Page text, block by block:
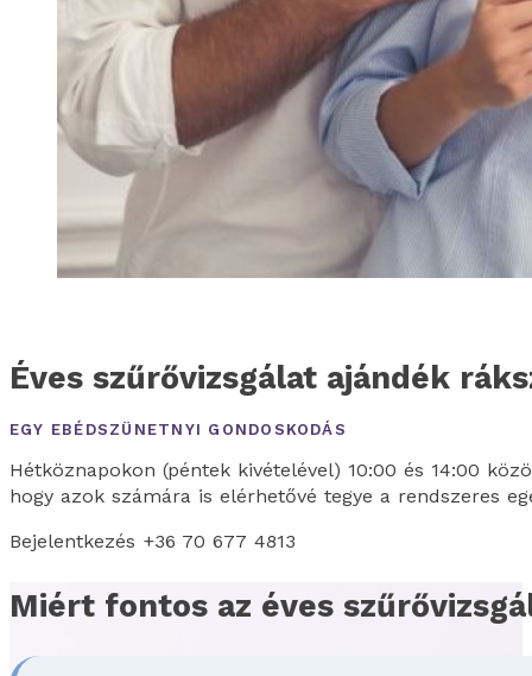
Éves szűrővizsgálat ajándék
EGY EBÉDSZÜNETNYI GONDOSKODÁS
Hétköznapokon (péntek kivételével) 10:00 és 14:00
hogy azok számára is elérhetővé tegye a rendszeres
Bejelentkezés +36 70 677 4813
Miért fontos az éves